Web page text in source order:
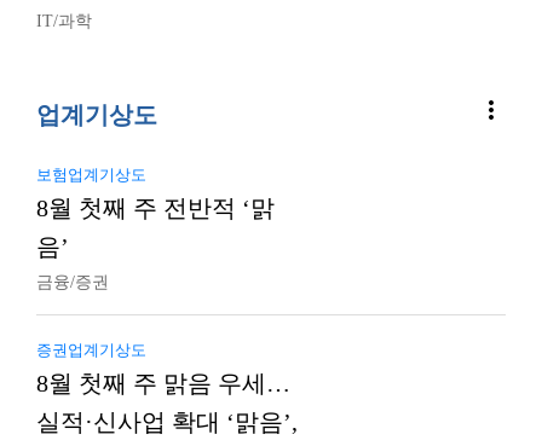
IT/과학
업계기상도 more_vert
보험업계기상도
8월 첫째 주 전반적 ‘맑
음’
금융/증권
증권업계기상도
8월 첫째 주 맑음 우세…
실적·신사업 확대 ‘맑음’,